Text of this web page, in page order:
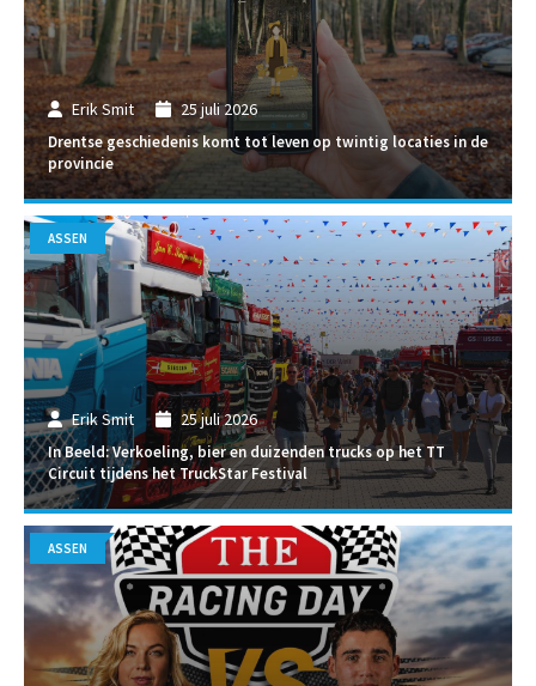
Erik Smit 25 juli 2026
Drentse geschiedenis komt tot leven op twintig locaties in de
provincie
Erik Smit 25 juli 2026
In Beeld: Verkoeling, bier en duizenden trucks op het TT
Circuit tijdens het TruckStar Festival
ASSEN
ASSEN